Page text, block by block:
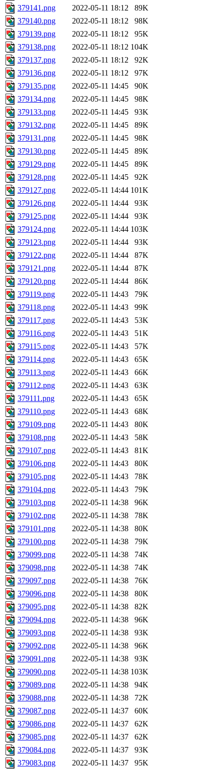
379141.png
2022-05-11 18:12
89K
379140.png
2022-05-11 18:12
98K
379139.png
2022-05-11 18:12
95K
379138.png
2022-05-11 18:12 104K
379137.png
2022-05-11 18:12
92K
379136.png
2022-05-11 18:12
97K
379135.png
2022-05-11 14:45
90K
379134.png
2022-05-11 14:45
98K
379133.png
2022-05-11 14:45
93K
379132.png
2022-05-11 14:45
89K
379131.png
2022-05-11 14:45
98K
379130.png
2022-05-11 14:45
89K
379129.png
2022-05-11 14:45
89K
379128.png
2022-05-11 14:45
92K
379127.png
2022-05-11 14:44 101K
379126.png
2022-05-11 14:44
93K
379125.png
2022-05-11 14:44
93K
379124.png
2022-05-11 14:44 103K
379123.png
2022-05-11 14:44
93K
379122.png
2022-05-11 14:44
87K
379121.png
2022-05-11 14:44
87K
379120.png
2022-05-11 14:44
86K
379119.png
2022-05-11 14:43
79K
379118.png
2022-05-11 14:43
99K
379117.png
2022-05-11 14:43
53K
379116.png
2022-05-11 14:43
51K
379115.png
2022-05-11 14:43
57K
379114.png
2022-05-11 14:43
65K
379113.png
2022-05-11 14:43
66K
379112.png
2022-05-11 14:43
63K
379111.png
2022-05-11 14:43
65K
379110.png
2022-05-11 14:43
68K
379109.png
2022-05-11 14:43
80K
379108.png
2022-05-11 14:43
58K
379107.png
2022-05-11 14:43
81K
379106.png
2022-05-11 14:43
80K
379105.png
2022-05-11 14:43
78K
379104.png
2022-05-11 14:43
79K
379103.png
2022-05-11 14:38
96K
379102.png
2022-05-11 14:38
78K
379101.png
2022-05-11 14:38
80K
379100.png
2022-05-11 14:38
79K
379099.png
2022-05-11 14:38
74K
379098.png
2022-05-11 14:38
74K
379097.png
2022-05-11 14:38
76K
379096.png
2022-05-11 14:38
80K
379095.png
2022-05-11 14:38
82K
379094.png
2022-05-11 14:38
96K
379093.png
2022-05-11 14:38
93K
379092.png
2022-05-11 14:38
96K
379091.png
2022-05-11 14:38
93K
379090.png
2022-05-11 14:38 103K
379089.png
2022-05-11 14:38
94K
379088.png
2022-05-11 14:38
72K
379087.png
2022-05-11 14:37
60K
379086.png
2022-05-11 14:37
62K
379085.png
2022-05-11 14:37
62K
379084.png
2022-05-11 14:37
93K
379083.png
2022-05-11 14:37 95K